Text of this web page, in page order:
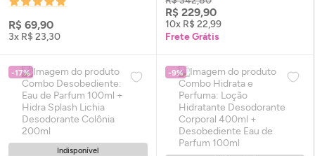
R$ 69,90
3x R$ 23,30
R$ 229,90
10x R$ 22,99
Frete Grátis
-17%
Indisponível
-9%